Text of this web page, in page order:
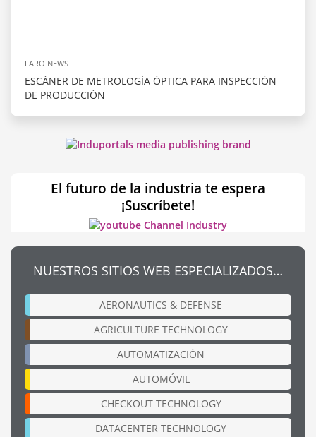
FARO NEWS
ESCÁNER DE METROLOGÍA ÓPTICA PARA INSPECCIÓN
DE PRODUCCIÓN
El futuro de la industria te espera
¡Suscríbete!
NUESTROS SITIOS WEB ESPECIALIZADOS…
AERONAUTICS & DEFENSE
AGRICULTURE TECHNOLOGY
AUTOMATIZACIÓN
AUTOMÓVIL
CHECKOUT TECHNOLOGY
DATACENTER TECHNOLOGY